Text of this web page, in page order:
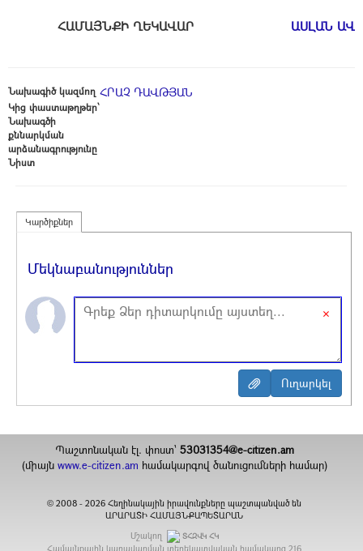
ՀԱՄԱՅՆՔԻ ՂԵԿԱՎԱՐ ԱՍԼԱՆ
Նախագիծ կազմող ՀՐԱՉ ԴԱՎԹՅԱՆ
Կից փաստաթղթեր՝
Նախագծի
քննարկման
արձանագրությունը
Նիստ
Կարծիքներ
Մեկնաբանություններ
×
Պաշտոնական էլ. փոստ` 53031354@e-citizen.am
(միայն www.e-citizen.am համակարգով ծանուցումների համար)
© 2008 -2026 Հեղինակային իրավունքները պաշտպանված են
ԱՐԱՐԱՏԻ ՀԱՄԱՅՆՔԱՊԵՏԱՐԱՆ
Մշակող
ՏՀԶՎԿ ՀԿ